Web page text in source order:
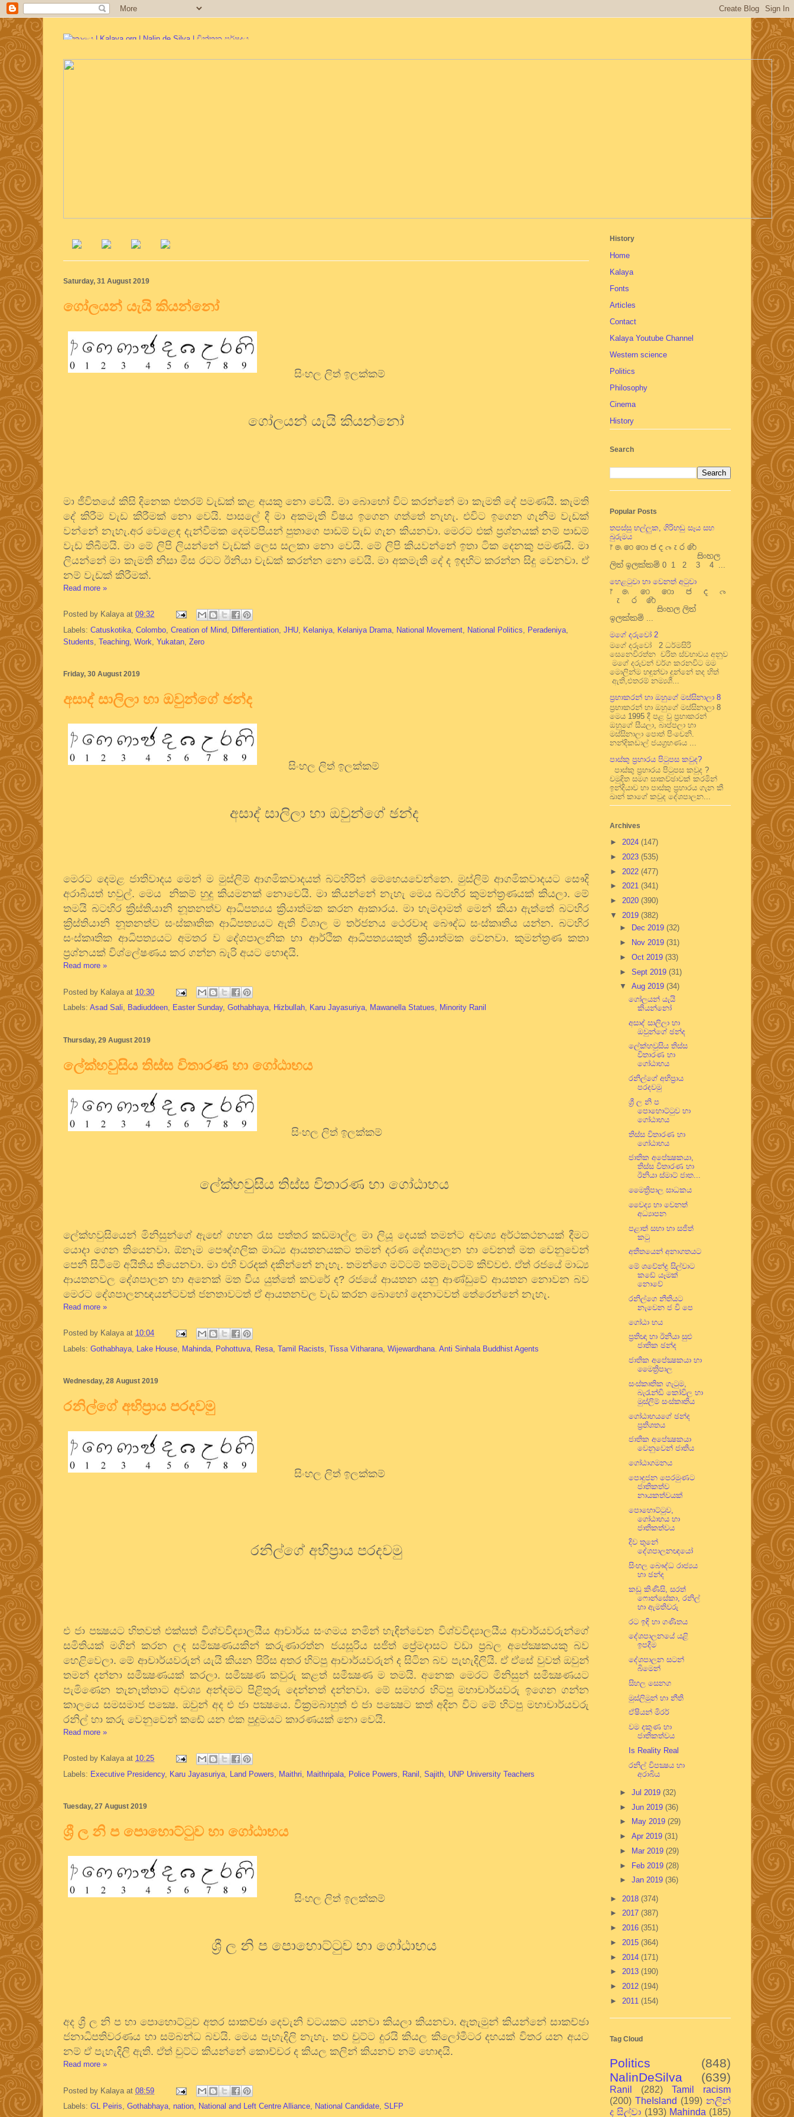
Saturday, 31 August 2019
ගෝලයන් යැයි කියන්නෝ
සිංහල ලිත් ඉලක්කම්
ගෝලයන් යැයි කියන්නෝ
මා ජීවිතයේ කිසි දිනෙක එතරම් වැඩක් කළ අයකු නො වෙයි. මා බොහෝ විට කරන්නේ මා කැමති දේ පමණයි. කැමති
දේ කිරීම වැඩ කිරීමක් නො වෙයි. පාසලේ දී මා අකමැති විෂය ඉගෙන ගත්තේ නැහැ. එවිට ඉගෙන ගැනීම වැඩක්
වන්නේ නැහැ.අර වෙළෙඳ දැන්වීමක දෙමව්පියන් පුතාගෙ පාඩම් වැඩ ගැන කියනවා. මෙරට එක් ප්‍රශ්නයක් නම් පාඩම්
වැඩ තිබීමයි. මා මේ ලිපි ලියන්නේ වැඩක් ලෙස සලකා නො වෙයි. මේ ලිපි කියවන්නේ ඉතා ටික දෙනකු පමණයි. මා
ලියන්නේ මා කැමති නිසා මිස රටට ඊනියා වැඩක් කරන්න නො වෙයි. මා අකමැති දේ ද ඉඳහිට කරන්න සිදු වෙනවා. ඒ
නම් වැඩක් කිරීමක්.
Read more »
Posted by Kalaya at 09:32
Labels: Catuskotika Colombo Creation of Mind Differentiation JHU Kelaniya Kelaniya Drama National Movement National Politics Peradeniya
Students Teaching Work Yukatan Zero
Friday, 30 August 2019
අසාද් සාලිලා හා ඔවුන්ගේ ඡන්ද
සිංහල ලිත් ඉලක්කම්
අසාද් සාලිලා හා ඔවුන්ගේ ඡන්ද
මෙරට දෙමළ ජාතිවාදය මෙන් ම මුස්ලිම් ආගමිකවාදයත් බටහිරින් මෙහෙයවෙන්නෙ. මුස්ලිම් ආගමිකවාදයට සෞදි
අරාබියත් හවුල්. මෙය නිකම් හුදු කියමනක් නොවෙයි. මා කියන්නේ නැහැ මෙය බටහිර කුමන්ත්‍රණයක් කියලා. මේ
තමයි බටහිර ක්‍රිස්තියානි නූතනත්ව ආධිපත්‍යය ක්‍රියාත්මක කරන ආකාරය. මා හැමදාමත් මෙන් කියා ඇත්තේ බටහිර
ක්‍රිස්තියානි නූතනත්ව සංස්කෘතික ආධිපත්‍යයට ඇති විශාල ම තර්ජනය ථෙරවාද බෞද්ධ සංස්කෘතිය යන්න. බටහිර
සංස්කෘතික ආධිපත්‍යයට අමතර ව දේශපාලනික හා ආර්ථික ආධිපත්‍යයකුත් ක්‍රියාත්මක වෙනවා. කුමන්ත්‍රණ කතා
ප්‍රශ්නයක් විශ්ලේෂණය කර ගන්න බැරි අයට හොඳයි.
Read more »
Posted by Kalaya at 10:30
Labels: Asad Sali, Badiuddeen, Easter Sunday, Gothabhaya, Hizbullah, Karu Jayasuriya, Mawanella Statues, Minority Ranil
Thursday, 29 August 2019
ලේක්හවුසිය තිස්ස විතාරණ හා ගෝඨාභය
සිංහල ලිත් ඉලක්කම්
ලේක්හවුසිය තිස්ස විතාරණ හා ගෝඨාභය
ලේක්හවුසියෙන් මිනිසුන්ගේ ඇඟේ ගහන රැස පත්තර කඩමාල්ල මා ලියූ දෙයක් තමන්ට අවශ්‍ය අර්ථකථනයක් දීමට
යොදා ගෙන තියෙනවා. ඕනෑම පෞද්ගලික මාධ්‍ය ආයතනයකට තමන් දරණ දේශපාලන හා වෙනත් මත වෙනුවෙන්
පෙනී සිටීමේ අයිතිය තියෙනවා. මා එහි වරදක් දකින්නේ නැහැ. තමන්ගෙ මට්ටම් තම්මැට්ටම් කිව්වළු. ඒත් රජයේ මාධ්‍ය
ආයතනවල දේශපාලන හා අනෙක් මත විය යුත්තේ කවරේ ද? රජයේ ආයතන යනු ආණ්ඩුවේ ආයතන නොවන බව
මෙරට දේශපාලනඥයන්ටවත් ජනතාවටත් ඒ ආයතනවල වැඩ කරන බොහෝ දෙනාටවත් තේරෙන්නේ නැහැ.
Read more »
Posted by Kalaya at 10:04
Labels: Gothabhaya, Lake House, Mahinda, Pohottuva, Resa, Tamil Racists, Tissa Vitharana, Wijewardhana. Anti Sinhala Buddhist Agents
Wednesday, 28 August 2019
රනිල්ගේ අභිප්‍රාය පරදවමු
සිංහල ලිත් ඉලක්කම්
රනිල්ගේ අභිප්‍රාය පරදවමු
එ ජා පක්‍ෂයට හිතවත් එක්සත් විශ්වවිද්‍යාලයීය ආචාර්ය සංගමය නමින් හැඳින්වෙන විශ්වවිද්‍යාලයීය ආචාර්යවරුන්ගේ
සමිතියක් මගින් කරන ලද සමීක්‍ෂණයකින් කරුණාරත්න ජයසූරිය සජිත් ප්‍රේමදාසට වඩා ප්‍රබල අපේක්‍ෂකයකු බව
හෙළිවෙලා. මේ ආචාර්යවරුන් යැයි කියන පිරිස අතර හිටපු ආචාර්යවරුන් ද සිටින බව පැහැදිලියි. ඒ ඒසේ වුවත් ඔවුන්
තමන් දන්නා සමීක්‍ෂණයක් කරලා. සමීක්‍ෂණ කවුරු කළත් සමීක්‍ෂණ ම තමයි. අනෙක මෙරට මිනිසුන් සමීක්‍ෂණයට
පැමිණෙන තැනැත්තාට අවශ්‍ය අන්දමට පිළිතුරු දෙන්නත් දන්නවා. මේ සමහර හිටපු මහාචාර්යවරු ඉගෙන ගන්න
කාලයෙ සමසමාජ පක්‍ෂෙ. ඔවුන් අද එ ජා පක්‍ෂයෙ. වික්‍රමබාහුත් එ ජා පක්‍ෂෙට කත් අදින විට මේ හිටපු මහාචාර්යවරු
රනිල් හා කරු වෙනුවෙන් කඩේ යන එක පුදුමයට කාරණයක් නො වෙයි.
Read more »
Posted by Kalaya at 10:25
Labels: Executive Presidency, Karu Jayasuriya Land Powers Maithri Maithripala Police Powers Ranil Sajith UNP University Teachers
Tuesday, 27 August 2019
ශ්‍රී ල නි ප පොහොට්ටුව හා ගෝඨාභය
සිංහල ලිත් ඉලක්කම්
ශ්‍රී ල නි ප පොහොට්ටුව හා ගෝඨාභය
අද ශ්‍රී ල නි ප හා පොහොට්ටුව අතර සාකච්ඡා දෙවැනි වටයකට යනවා කියලා කියනවා. ඇතැමුන් කියන්නේ සාකච්ඡා
ජනාධිපතිවරණය හා සම්බන්ධ බවයි. මෙය පැහැදිලි නැහැ. තව චුට්ට දුරයි කියල කිලෝමීටර දහයක් විතර යන අයට
නම් ඒ පැහැදිලි ඇති. ඒත් චුට්ට කියන්නේ කොච්චර ද කියල කලින් කියනව නම් හොඳයි.
Read more »
Posted by Kalaya at 08:59
Labels: GL Peiris, Gothabhaya, nation, National and Left Centre Alliance, National Candidate, SLFP
History
Home
Kalaya
Fonts
Articles
Contact
Kalaya Youtube Channel
Western science
Politics
Philosophy
Cinema
History
Search
Popular Posts
තපස්සු භල්ලුක, ගිරිහඬු සෑය සහ
බුරුමය
෦ ෧ ෨ ෩ ෪ ෫ ෬ ෭ ෮ ෯
සිංහල
ලිත් ඉලක්කම් 0 1 2 3 4 ...
හෙළටුවා හා වෙනත් අටුවා
෦ ෧ ෨ ෩ ෪ ෫ ෬
෭ ෮ ෯
සිංහල ලිත්
ඉලක්කම් ...
මගේ දරුවෝ 2
මගේ දරුවෝ 2 ධර්මසිරි
සෙනෙවිරත්න චරිත ස්වභාවය අනුව
මගේ දරුවන් වර්ග කරනවිට මම
මොලින්ම හඳුන්වා දුන්නේ තද හිත්
ඇති,එතරම් නම්‍යශී...
ප්‍රභාකරන් හා ඔහුගේ මස්සිනාලා 8
ප්‍රභාකරන් හා ඔහුගේ මස්සිනාලා 8
මෙය 1995 දී පළ වූ ප්‍රභාකරන්
ඔහුගේ සීයලා, බාප්පලා හා
මස්සිනාලා පොත් පිංචෙනි.
නන්දිකඩාල් ජයග්‍රහණය ...
පාස්කු ප්‍රහාරය පිටුපස කවුද?
පාස්කු ප්‍රහාරය පිටුපස කවුද ?
චමුදිත සමග සාකච්ඡාවක් කරමින්
ඉන්දියාව හා පාස්කු ප්‍රහාරය ගැන කී
ඛාන් කාගේ කවුද දේශපාලන...
Archives
► 2024 (147)
► 2023 (535)
► 2022 (477)
► 2021 (341)
► 2020 (390)
▼ 2019 (382)
►
Dec 2019 (32)
►
Nov 2019 (31)
► Oct 2019 (33)
► Sept 2019 (31)
▼ Aug 2019 (34)
ගෝලයන් යැයි
කියන්නෝ
අසාද් සාලිලා හා
ඔවුන්ගේ ඡන්ද
ලේක්හවුසිය තිස්ස
විතාරණ හා
ගෝඨාභය
රනිල්ගේ අභිප්‍රාය
පරදවමු
ශ්‍රී ල නි ප
පොහොට්ටුව හා
ගෝඨාභය
තිස්ස විතාරණ හා
ගෝඨාභය
ජාතික අපේක්‍ෂකයා,
තිස්ස විතාරණ හා
ඊනියා ස්මාට් ජාත...
මෛත්‍රිපාල සාධකය
වෛද්‍ය හා වෙනත්
අධ්‍යාපන
පළාත් සභා හා සජිත්
කටු
අතීතයෙන් අනාගතයට
මේ ශවේන්ද්‍ර සිල්වාට
කඩේ යෑමක්
නොවේ
රනිල්ගෙ නීතියට
නැවෙන ජ වි පෙ
ගෝඨා භය
ප්‍රතිඥා හා ඊනියා සුළු
ජාතික ඡන්ද
ජාතික අපේක්‍ෂකයා හා
මෛත්‍රිපාල
සංස්කෘතික ගැටුම,
බැරැන්ඩි කෝවිල හා
මුස්ලිම් සංස්කෘතිය
ගෝඨාභයගේ ඡන්ද
ප්‍රතිශතය
ජාතික අපේක්‍ෂකයා
වෙනුවෙන් ජාතිය
ගෝඨාගමනය
පොදුජන පෙරමුණට
ජාතිකත්ව
නායකත්වයක්
පොහොට්ටුව,
ගෝඨාභය හා
ජාතිකත්වය
දිව තුනේ
දේශපාලනඥයෝ
සිංහල බෞද්ධ රාජ්‍යය
හා ඡන්ද
කඩු කිණිසි, සරත්
ෆොන්සේකා, රනිල්
හා ඇමතිවරු
රට ඉඳි හා ගණිතය
දේශපාලනයේ යළි
ඉපදීම
දේශපාලන සටන්
බිමෙන්
සිහල සෙනග
මුස්ලිමුන් හා නීති
ඒෂියන් මිරර්
වම දකුණ හා
ජාතිකත්වය
Is Reality Real
රනිල් විපක්‍ෂය හා
අරාබිය
► Jul 2019 (32)
► Jun 2019 (36)
►
May 2019 (29)
► Apr 2019 (31)
►
Mar 2019 (29)
► Feb 2019 (28)
► Jan 2019 (36)
► 2018 (374)
► 2017 (387)
► 2016 (351)
► 2015 (364)
► 2014 (171)
► 2013 (190)
► 2012 (194)
► 2011 (154)
Tag Cloud
Politics
(848)
NalinDeSilva
(639)
Ranil (282)
Tamil racism
(200) TheIsland (199) නලින්
ද සිල්වා (193) Mahinda (185)